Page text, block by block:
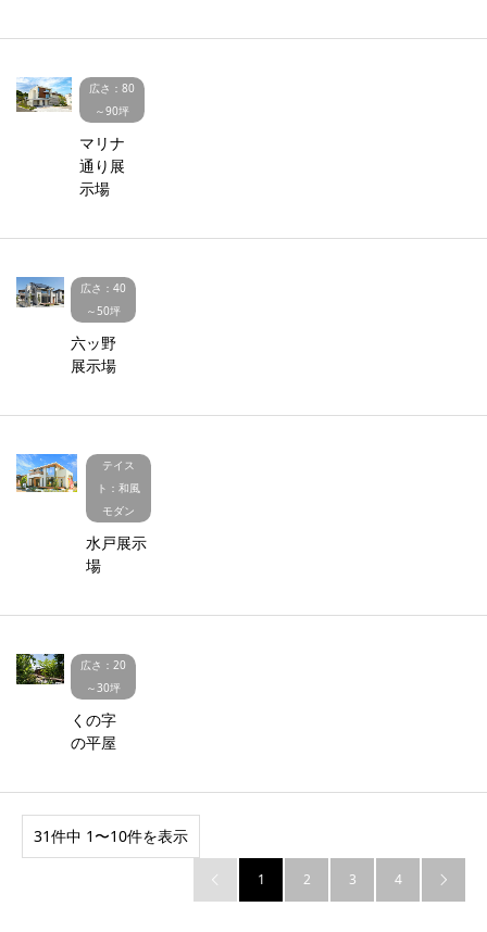
広さ：80
～90坪
マリナ
通り展
示場
広さ：40
～50坪
六ッ野
展示場
テイス
ト：和風
モダン
水戸展示
場
広さ：20
～30坪
くの字
の平屋
31件中 1〜10件を表示
 1 2 3 4 